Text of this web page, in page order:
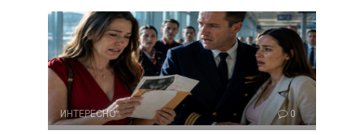
ИНТЕРЕСНО 0